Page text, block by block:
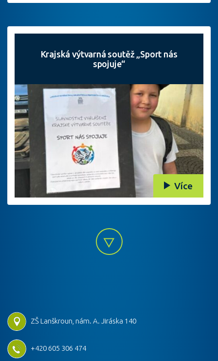
Krajská výtvarná soutěž „Sport nás
spojuje“
Více
ZŠ Lanškroun, nám. A. Jiráska 140
+420 605 306 474